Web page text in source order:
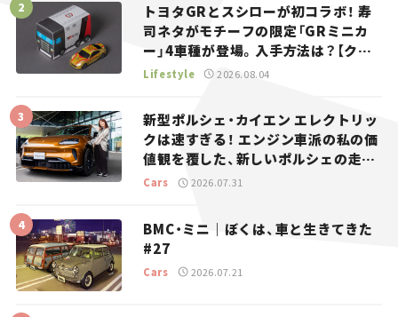
トヨタGRとスシローが初コラボ！ 寿
司ネタがモチーフの限定「GRミニカ
ー」4車種が登場。入手方法は？【クル
マとホビー】
Lifestyle 2026.08.04
新型ポルシェ・カイエン エレクトリッ
クは速すぎる！ エンジン車派の私の価
値観を覆した、新しいポルシェの走
り。
Cars 2026.07.31
BMC・ミニ｜ぼくは、車と生きてきた
#27
Cars 2026.07.21